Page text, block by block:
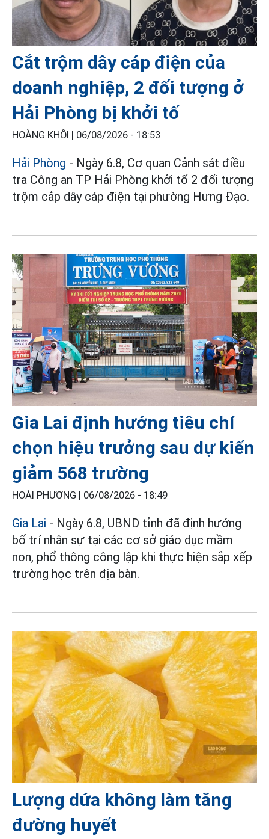
Cắt trộm dây cáp điện của
doanh nghiệp, 2 đối tượng ở
Hải Phòng bị khởi tố
HOÀNG KHÔI | 06/08/2026 - 18:53
Hải Phòng - Ngày 6.8, Cơ quan Cảnh sát điều
tra Công an TP Hải Phòng khởi tố 2 đối tượng
trộm cắp dây cáp điện tại phường Hưng Đạo.
Gia Lai định hướng tiêu chí
chọn hiệu trưởng sau dự kiến
giảm 568 trường
HOÀI PHƯƠNG | 06/08/2026 - 18:49
Gia Lai - Ngày 6.8, UBND tỉnh đã định hướng
bố trí nhân sự tại các cơ sở giáo dục mầm
non, phổ thông công lập khi thực hiện sắp xếp
trường học trên địa bàn.
Lượng dứa không làm tăng
đường huyết